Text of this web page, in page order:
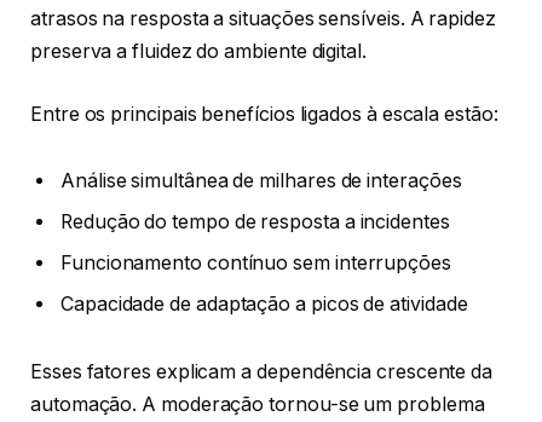
atrasos na resposta a situações sensíveis. A rapidez
preserva a fluidez do ambiente digital.
Entre os principais benefícios ligados à escala estão:
Análise simultânea de milhares de interações
Redução do tempo de resposta a incidentes
Funcionamento contínuo sem interrupções
Capacidade de adaptação a picos de atividade
Esses fatores explicam a dependência crescente da
automação. A moderação tornou-se um problema